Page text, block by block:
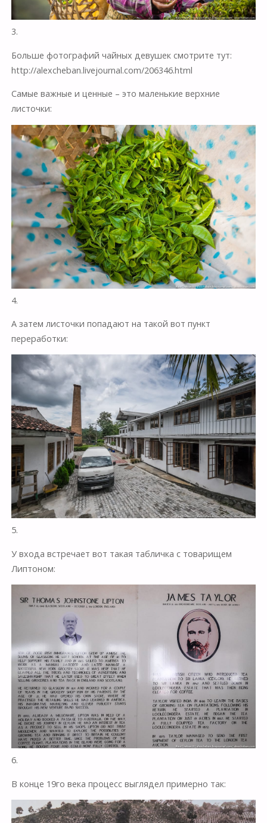
3.
Больше фотографий чайных девушек смотрите тут:
http://alexcheban.livejournal.com/206346.html
Самые важные и ценные – это маленькие верхние
листочки:
4.
А затем листочки попадают на такой вот пункт
переработки:
5.
У входа встречает вот такая табличка с товарищем
Липтоном:
6.
В конце 19го века процесс выглядел примерно так: